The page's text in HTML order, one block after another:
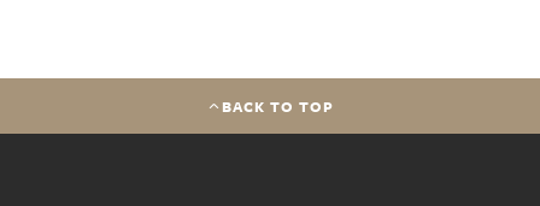
BACK TO TOP